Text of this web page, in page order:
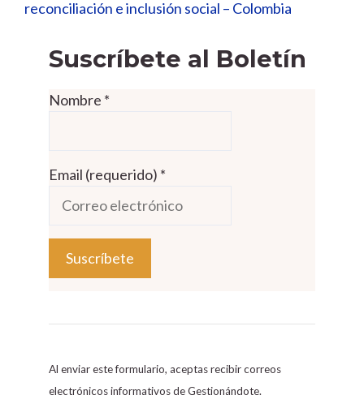
reconciliación e inclusión social – Colombia
Suscríbete al Boletín
Nombre *
Email (requerido) *
o
s
t
Al enviar este formulario, aceptas recibir correos
electrónicos informativos de Gestionándote.